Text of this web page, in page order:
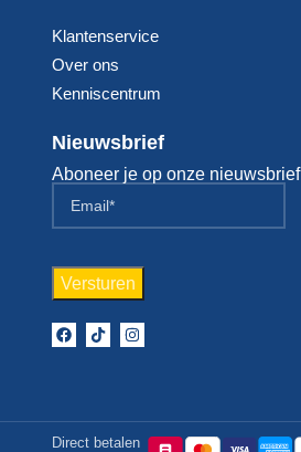
Klantenservice
Over ons
Kenniscentrum
Nieuwsbrief
Aboneer je op onze nieuwsbrief
Direct betalen